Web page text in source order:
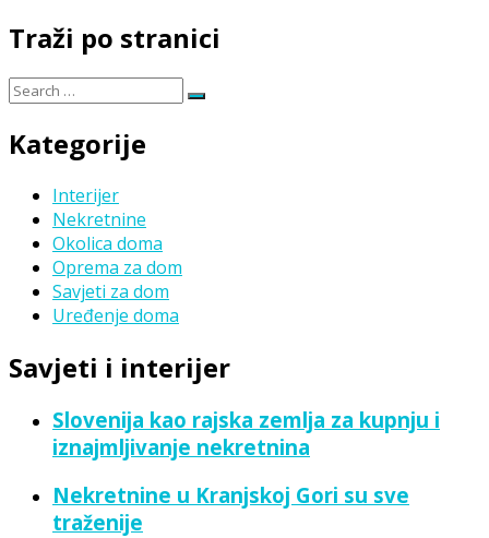
Traži po stranici
Search
Search
Kategorije
Interijer
Nekretnine
Okolica doma
Oprema za dom
Savjeti za dom
Uređenje doma
Savjeti i interijer
Slovenija kao rajska zemlja za kupnju i
iznajmljivanje nekretnina
Nekretnine u Kranjskoj Gori su sve
traženije